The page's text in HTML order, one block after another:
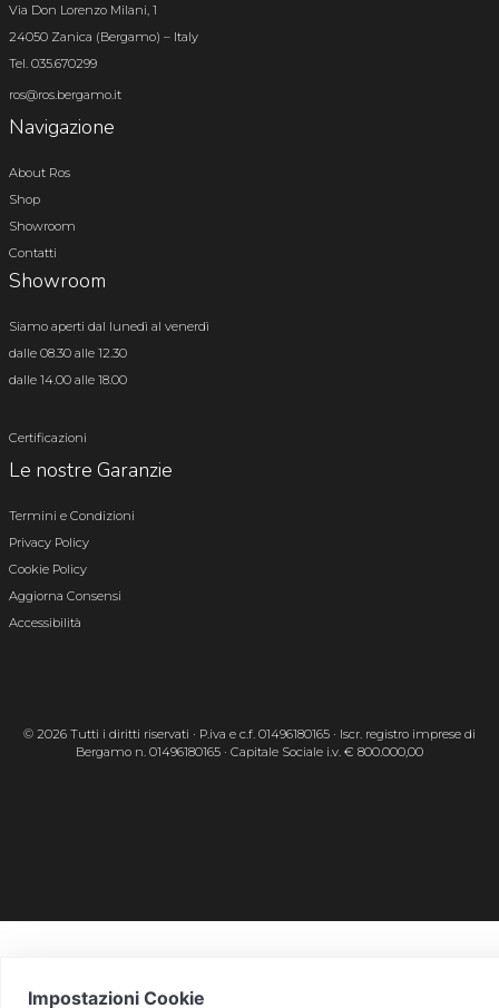
Via Don Lorenzo Milani, 1
24050 Zanica (Bergamo) – Italy
Tel. 035.670299
ros@ros.bergamo.it
Navigazione
About Ros
Shop
Showroom
Contatti
Showroom
Siamo aperti dal lunedì al venerdì
dalle 08.30 alle 12.30
dalle 14.00 alle 18.00
Certificazioni
Le nostre Garanzie
Termini e Condizioni
Privacy Policy
Cookie Policy
Aggiorna Consensi
Accessibilità
© 2026 Tutti i diritti riservati · P.iva e c.f. 01496180165 · Iscr. registro imprese di
Bergamo n. 01496180165 · Capitale Sociale i.v. € 800.000,00